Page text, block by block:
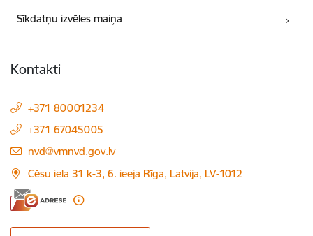
Sīkdatņu izvēles maiņa
Kontakti
+371 80001234
+371 67045005
E-pasts:
nvd@vmnvd.gov.lv
Cēsu iela 31 k-3, 6. ieeja Rīga, Latvija, LV-1012